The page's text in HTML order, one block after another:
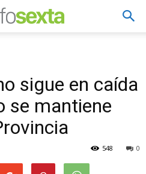
sigue en caída
se mantiene
0
548